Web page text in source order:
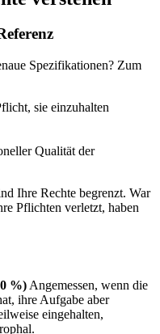
Spezifikationen? Zum
sie einzuhalten
Qualität der
Ihre Rechte begrenzt. War
Pflichten verletzt, haben
%) Angemessen, wenn die
ihre Aufgabe aber
eingehalten,